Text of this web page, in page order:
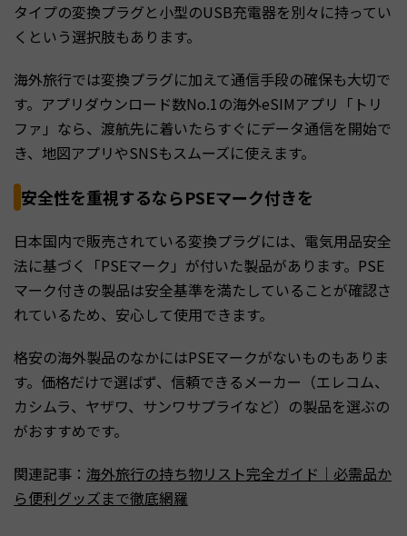
タイプの変換プラグと小型のUSB充電器を別々に持ってい
くという選択肢もあります。
海外旅行では変換プラグに加えて通信手段の確保も大切で
す。アプリダウンロード数No.1の海外eSIMアプリ「トリ
ファ」なら、渡航先に着いたらすぐにデータ通信を開始で
き、地図アプリやSNSもスムーズに使えます。
安全性を重視するならPSEマーク付きを
日本国内で販売されている変換プラグには、電気用品安全
法に基づく「PSEマーク」が付いた製品があります。PSE
マーク付きの製品は安全基準を満たしていることが確認さ
れているため、安心して使用できます。
格安の海外製品のなかにはPSEマークがないものもありま
す。価格だけで選ばず、信頼できるメーカー（エレコム、
カシムラ、ヤザワ、サンワサプライなど）の製品を選ぶの
がおすすめです。
関連記事： 海外旅行の持ち物リスト完全ガイド｜必需品か
ら便利グッズまで徹底網羅